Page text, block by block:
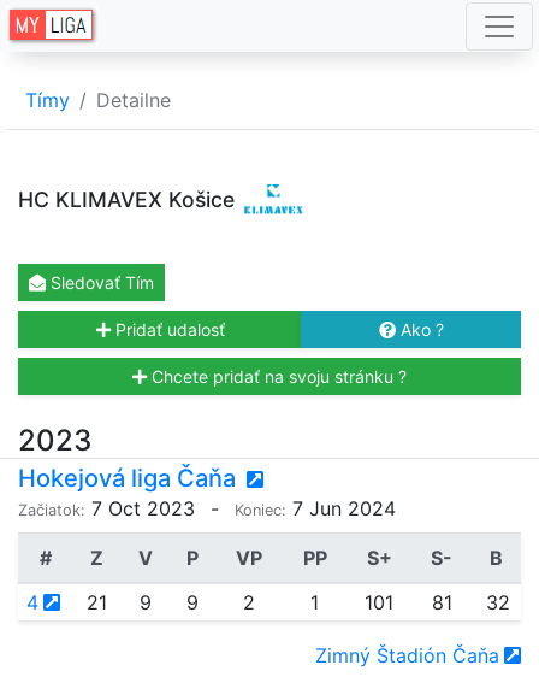
Tímy Detailne
HC KLIMAVEX Košice
Sledovať Tím
Pridať udalosť Ako ?
Chcete pridať na svoju stránku ?
2023
Hokejová liga Čaňa
Začiatok: 7 Oct 2023 - Koniec: 7 Jun 2024
# Z V P VP PP S+ S-
B
4
21 9 9 2 1 101 81 32
Zimný Štadión Čaňa